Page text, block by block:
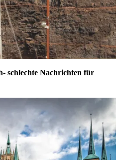
schlechte Nachrichten für